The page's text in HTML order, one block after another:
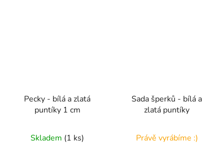
Pecky - bílá a zlatá
puntíky 1 cm
Skladem (1 ks)
Sada šperků - bílá a
zlatá puntíky
Právě vyrábíme :)